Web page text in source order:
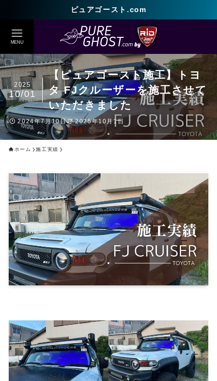
ピュアゴースト.com
MENU
【ピュアゴースト施工】トヨ
タ FJクルーザーを施工させて
いただきました
2025
10/01
2024年7月10日 2025年10月1日
ホーム 施工実績